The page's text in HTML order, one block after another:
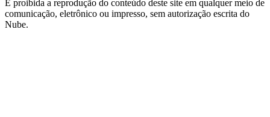
É proibida a reprodução do conteúdo deste site em qualquer meio de
comunicação, eletrônico ou impresso, sem autorização escrita do
Nube.